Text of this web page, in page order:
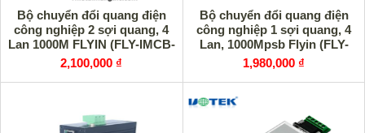
Bộ chuyển đổi quang điện
công nghiệp 2 sợi quang, 4
Lan 1000M FLYIN (FLY-IMCB-
1F4TG) cao cấp
2,100,000 ₫
Bộ chuyển đổi quang điện
công nghiệp 1 sợi quang, 4
Lan, 1000Mpsb Flyin (FLY-
IMCB-1F4TG) B cao cấp
1,980,000 ₫